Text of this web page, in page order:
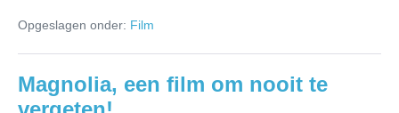
Opgeslagen onder: Film
Magnolia, een film om nooit te